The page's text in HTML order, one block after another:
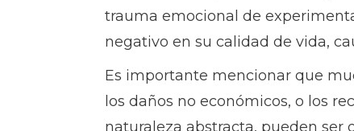
trauma emocional de
negativo en su calidad de vida,
Es importante mencionar que
los daños no económicos, o los
naturaleza abstracta, pueden ser